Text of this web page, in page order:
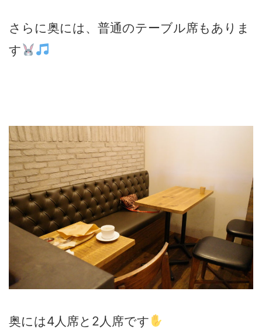
さらに奥には、普通のテーブル席もありま
す
奥には4人席と2人席です